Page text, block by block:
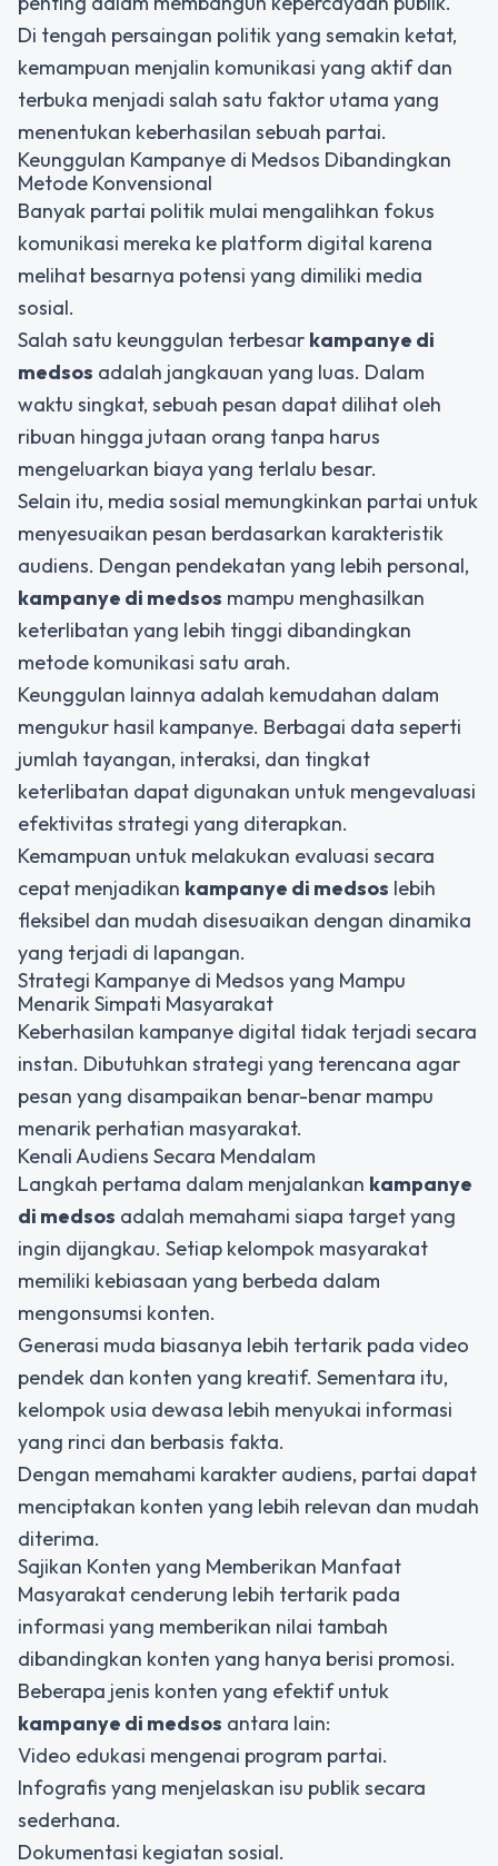
Di tengah persaingan politik yang semakin ketat,
kemampuan menjalin komunikasi yang aktif dan
terbuka menjadi salah satu faktor utama yang
menentukan keberhasilan sebuah partai.
Keunggulan Kampanye di Medsos Dibandingkan
Metode Konvensional
Banyak partai politik mulai mengalihkan fokus
komunikasi mereka ke platform digital karena
melihat besarnya potensi yang dimiliki media
sosial.
Salah satu keunggulan terbesar kampanye di
medsos adalah jangkauan yang luas. Dalam
waktu singkat, sebuah pesan dapat dilihat oleh
ribuan hingga jutaan orang tanpa harus
mengeluarkan biaya yang terlalu besar.
Selain itu, media sosial memungkinkan partai untuk
menyesuaikan pesan berdasarkan karakteristik
audiens. Dengan pendekatan yang lebih personal,
kampanye di medsos mampu menghasilkan
keterlibatan yang lebih tinggi dibandingkan
metode komunikasi satu arah.
Keunggulan lainnya adalah kemudahan dalam
mengukur hasil kampanye. Berbagai data seperti
jumlah tayangan, interaksi, dan tingkat
keterlibatan dapat digunakan untuk mengevaluasi
efektivitas strategi yang diterapkan.
Kemampuan untuk melakukan evaluasi secara
cepat menjadikan kampanye di medsos lebih
fleksibel dan mudah disesuaikan dengan dinamika
yang terjadi di lapangan.
Strategi Kampanye di Medsos yang Mampu
Menarik Simpati Masyarakat
Keberhasilan kampanye digital tidak terjadi secara
instan. Dibutuhkan strategi yang terencana agar
pesan yang disampaikan benar-benar mampu
menarik perhatian masyarakat.
Kenali Audiens Secara Mendalam
Langkah pertama dalam menjalankan kampanye
di medsos adalah memahami siapa target yang
ingin dijangkau. Setiap kelompok masyarakat
memiliki kebiasaan yang berbeda dalam
mengonsumsi konten.
Generasi muda biasanya lebih tertarik pada video
pendek dan konten yang kreatif. Sementara itu,
kelompok usia dewasa lebih menyukai informasi
yang rinci dan berbasis fakta.
Dengan memahami karakter audiens, partai dapat
menciptakan konten yang lebih relevan dan mudah
diterima.
Sajikan Konten yang Memberikan Manfaat
Masyarakat cenderung lebih tertarik pada
informasi yang memberikan nilai tambah
dibandingkan konten yang hanya berisi promosi.
Beberapa jenis konten yang efektif untuk
kampanye di medsos antara lain:
Video edukasi mengenai program partai.
Infografis yang menjelaskan isu publik secara
sederhana.
Dokumentasi kegiatan sosial.